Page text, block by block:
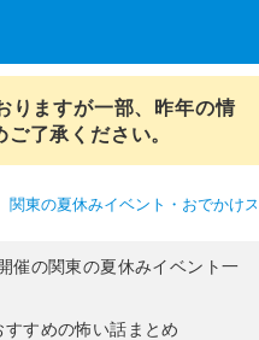
りますが一部、昨年の情
了承ください。
関東の夏休みイベント・おでかけ
催の関東の夏休みイベント一
すすめの怖い話まとめ